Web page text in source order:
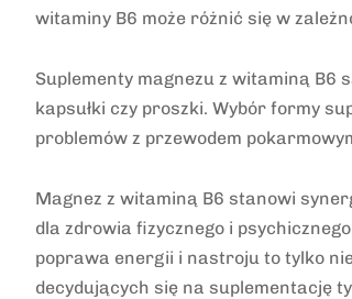
witaminy B6 może różnić się w
Suplementy magnezu z witaminą
kapsułki czy proszki. Wybór formy
problemów z przewodem
Magnez z witaminą B6 stanowi
dla zdrowia fizycznego i
poprawa energii i nastroju to tylko
decydujących się na suplementację